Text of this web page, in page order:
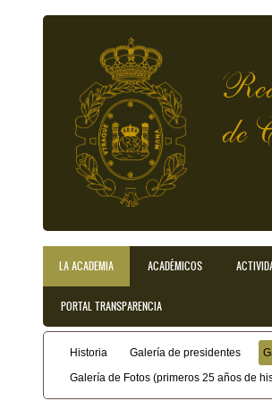
de
Menú principal
LA ACADEMIA ACADÉMICOS
PORTAL TRANSPARENCIA
Historia Galería de presidentes
Galería de Fotos (primeros 25 años de